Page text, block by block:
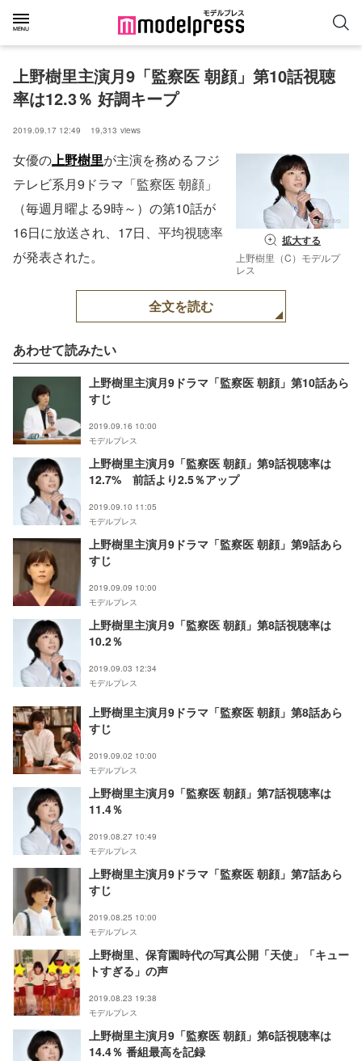
上野樹里主演月9「監察医 朝顔」第10話視聴
率は12.3％ 好調キープ
2019.09.17 12:49 19,313 views
拡大する
上野樹里（C）モデルプ
レス
女優の上野樹里が主演を務めるフジ
テレビ系月9ドラマ「監察医 朝顔」
（毎週月曜よる9時～）の第10話が
16日に放送され、17日、平均視聴率
が発表された。
全文を読む
あわせて読みたい
上野樹里主演月9ドラマ「監察医 朝顔」第10話あら
すじ
2019.09.16 10:00
モデルプレス
上野樹里主演月9「監察医 朝顔」第9話視聴率は
12.7% 前話より2.5％アップ
2019.09.10 11:05
モデルプレス
上野樹里主演月9ドラマ「監察医 朝顔」第9話あら
すじ
2019.09.09 10:00
モデルプレス
上野樹里主演月9「監察医 朝顔」第8話視聴率は
10.2％
2019.09.03 12:34
モデルプレス
上野樹里主演月9ドラマ「監察医 朝顔」第8話あら
すじ
2019.09.02 10:00
モデルプレス
上野樹里主演月9「監察医 朝顔」第7話視聴率は
11.4％
2019.08.27 10:49
モデルプレス
上野樹里主演月9ドラマ「監察医 朝顔」第7話あら
すじ
2019.08.25 10:00
モデルプレス
上野樹里、保育園時代の写真公開「天使」「キュー
トすぎる」の声
2019.08.23 19:38
モデルプレス
上野樹里主演月9「監察医 朝顔」第6話視聴率は
14.4％ 番組最高を記録